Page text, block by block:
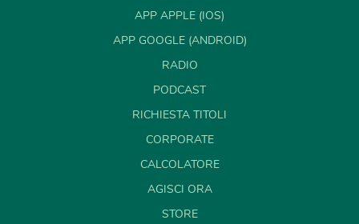
APP APPLE (IOS)
APP GOOGLE (ANDROID)
RADIO
PODCAST
RICHIESTA TITOLI
CORPORATE
CALCOLATORE
AGISCI ORA
STORE